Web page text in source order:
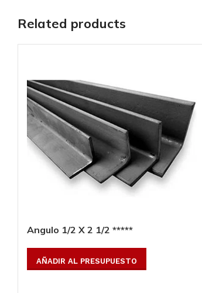
SKU:
Related products
Angulo 1/2 X 2 1/2 *****
AÑADIR AL PRESUPUESTO